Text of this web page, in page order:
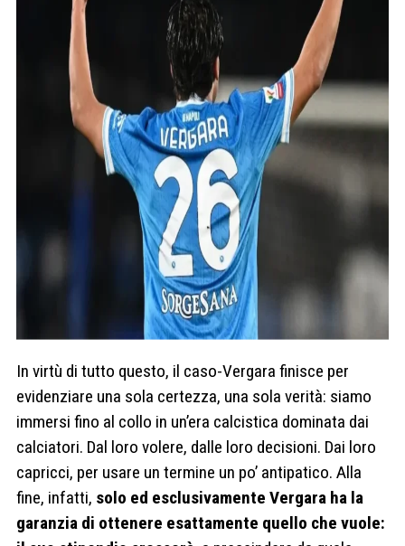
In virtù di tutto questo, il caso-Vergara finisce per
evidenziare una sola certezza, una sola verità: siamo
immersi fino al collo in un’era calcistica dominata dai
calciatori. Dal loro volere, dalle loro decisioni. Dai loro
capricci, per usare un termine un po’ antipatico. Alla
fine, infatti, solo ed esclusivamente Vergara ha la
garanzia di ottenere esattamente quello che vuole: